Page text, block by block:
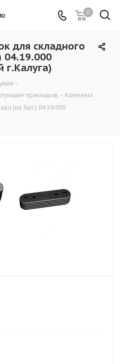
0
для складного
04.19.000
г.Калуга)
-
прикладов - Комплект
(на 5шт.) 04.19.000